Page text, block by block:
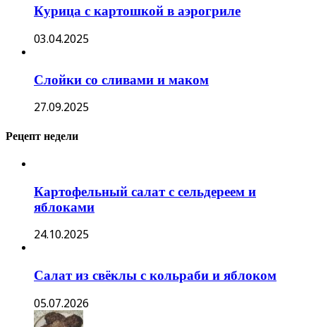
Курица с картошкой в аэрогриле
03.04.2025
Слойки со сливами и маком
27.09.2025
Рецепт недели
Картофельный салат с сельдереем и
яблоками
24.10.2025
Салат из свёклы с кольраби и яблоком
05.07.2026